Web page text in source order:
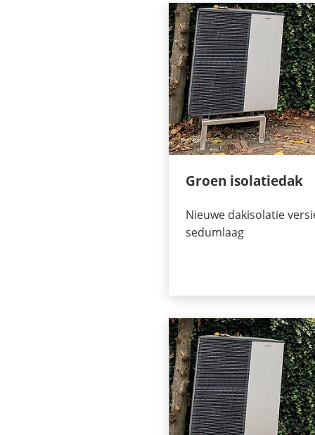
Groen isolatiedak
Nieuwe dakisolatie
sedumlaag